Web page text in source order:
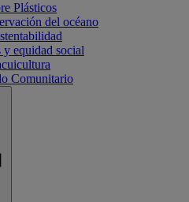
Plásticos
del océano
y equidad social
Comunitario